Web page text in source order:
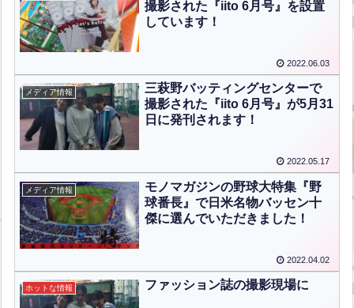
撮影された『iito 6月号』を設置
しています！
2022.06.03
メディア情報
三萩野バッティングセンターで
撮影された『iito 6月号』が5月31
日に発刊されます！
2022.05.17
メディア情報
モノマガジンの野球大特集『野
球番長』で日米名物バッセン十
傑に選んでいただきました！
2022.04.02
ホットな情報 ファッション誌の撮影現場に